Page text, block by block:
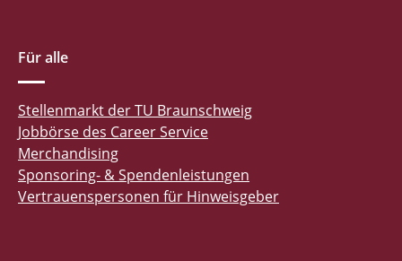
Für alle
Stellenmarkt der TU Braunschweig
Jobbörse des Career Service
Merchandising
Sponsoring- & Spendenleistungen
Vertrauenspersonen für Hinweisgeber